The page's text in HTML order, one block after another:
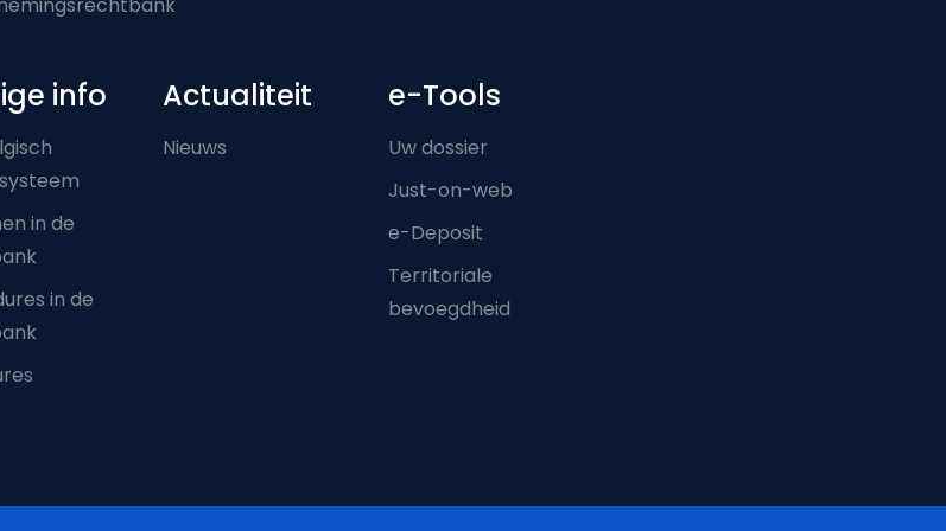
info
in de
in de
Actualiteit
Nieuws
e-Tools
Uw dossier
Just-on-web
e-Deposit
Territoriale
bevoegdheid